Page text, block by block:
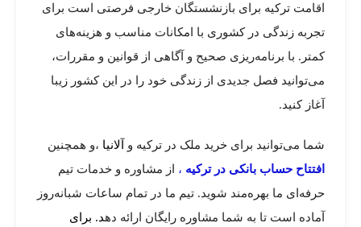
اقامت ترکیه برای بازنشستگان خارجی فرصتی است برای
تجربه زندگی در کشوری با امکانات مناسب و هزینه‌های
کمتر. با برنامه‌ریزی صحیح و آگاهی از قوانین و مقررات،
می‌توانید فصل جدیدی از زندگی خود را در این کشور زیبا
آغاز کنید.
شما می‌توانید برای خرید ملک در ترکیه و آلانیا ،و همچنین
افتتاح حساب بانکی در ترکیه ، از مشاوره و خدمات تیم
حرفه‌ای ما بهره‌مند شوید. تیم ما در تمام ساعات شبانه‌روز
آماده است تا به شما مشاوره رایگان ارائه دهد. برای